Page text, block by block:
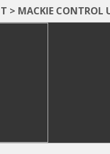
> MACKIE CONTROL